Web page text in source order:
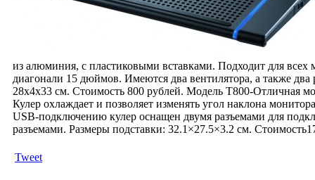
из алюминия, с пластиковыми вставками. Подходит для всех
диагонали 15 дюймов. Имеются два вентилятора, а также два
28x4x33 см. Стоимость 800 рублей. Модель T800-Отличная
Кулер охлаждает и позволяет изменять угол наклона
USB-подключению кулер оснащен двумя разъемами для
разъемами. Размеры подставки: 32.1×27.5×3.2 см.
Tweet